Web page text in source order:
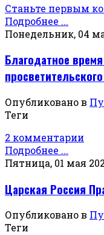
Станьте первым
Подробнее ...
Понедельник, 04
Благодатное
Опубликовано в
Теги
2 комментарии
Подробнее ...
Пятница, 01 мая
Царская Россия
Опубликовано в
Теги